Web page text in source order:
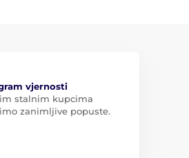
vjernosti
stalnim kupcima
zanimljive popuste.